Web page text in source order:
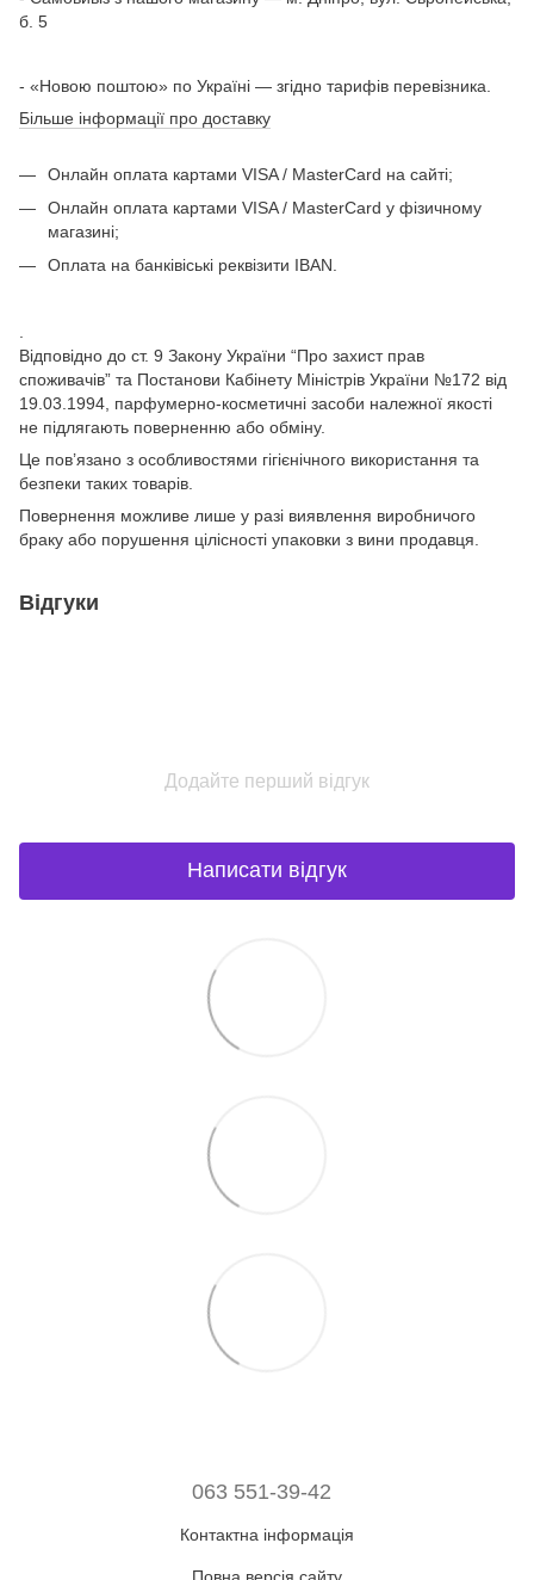
б. 5
- «Новою поштою» по Україні — згідно тарифів перевізника.
Більше інформації про доставку
Онлайн оплата картами VISA / MasterCard на сайті;
Онлайн оплата картами VISA / MasterCard у фізичному
магазині;
Оплата на банківіські реквізити IBAN.
Відповідно до ст. 9 Закону України “Про захист прав
споживачів” та Постанови Кабінету Міністрів України №172 від
19.03.1994, парфумерно-косметичні засоби належної якості
не підлягають поверненню або обміну.
Це пов’язано з особливостями гігієнічного використання та
безпеки таких товарів.
Повернення можливе лише у разі виявлення виробничого
браку або порушення цілісності упаковки з вини продавця.
Відгуки
Додайте перший відгук
Написати відгук
063 551-39-42
Контактна інформація
Повна версія сайту